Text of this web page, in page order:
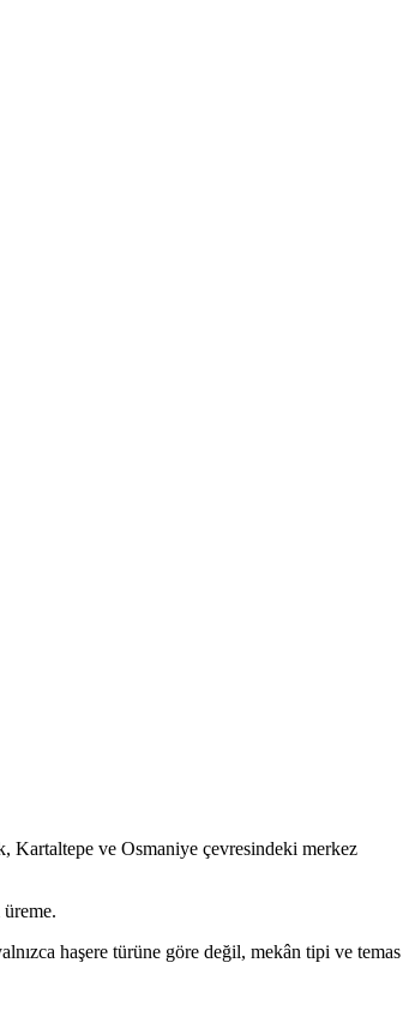
Kartaltepe ve Osmaniye çevresindeki merkez
haşere türüne göre değil, mekân tipi ve temas